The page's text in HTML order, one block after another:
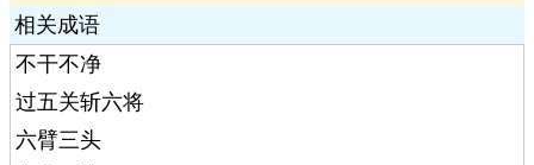
相关成语
不干不净
过五关斩六将
六臂三头